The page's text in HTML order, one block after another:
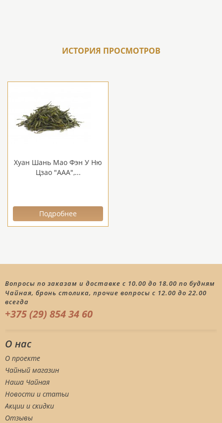
ИСТОРИЯ ПРОСМОТРОВ
Хуан Шань Мао Фэн У Ню
Цзао "ААА",...
Подробнее
Вопросы по заказам и доставке с 10.00 до 18.00 по будням
Чайная, бронь столика, прочие вопросы с 12.00 до 22.00
всегда
+375 (29) 854 34 60
О нас
О проекте
Чайный магазин
Наша Чайная
Новости и статьи
Акции и скидки
Отзывы